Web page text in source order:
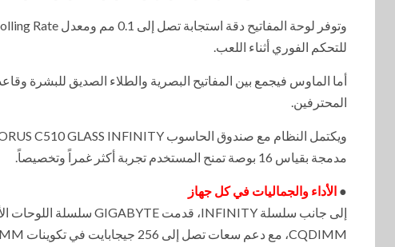
للتحكم الفوري أثناء اللعب.
أما الماوس فيجمع بين المفاتيح البصرية والطلاء الصديق للبشرة
المحترفين.
مدمجة بقياس 16 بوصة تمنح المستخدم تجربة أكثر غمراً وتخصيصاً.
● الأداء والجماليات في كل جهاز
CQDIMM، مع دعم سعات تصل إلى 256 جيجابايت في تكوينات Dual-DIMM دون التضحية بالأداء.